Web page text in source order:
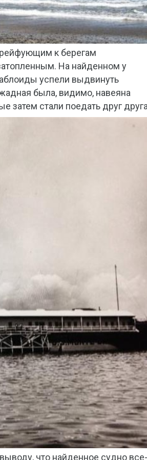
к берегам
На найденном у
успели выдвинуть
была, видимо, навеяна
стали поедать друг
что найденное судно все-